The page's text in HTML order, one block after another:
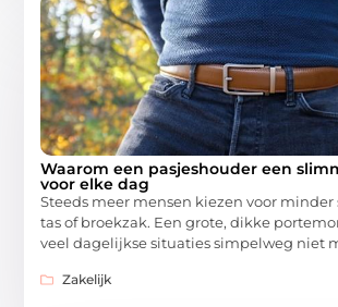
Waarom een pasjeshouder een
voor elke dag
Steeds meer mensen kiezen voor
tas of broekzak. Een grote, dikke
veel dagelijkse situaties simpelweg niet
Zakelijk